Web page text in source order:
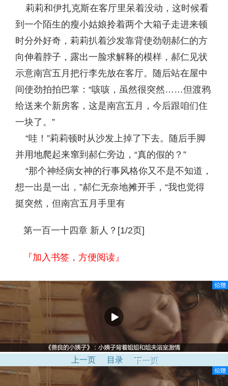
莉莉和伊扎克斯在客厅里呆着没动，这时候看
到一个陌生的瘦小姑娘拎着两个大箱子走进来顿
时分外好奇，莉莉扒着沙发靠背使劲朝郝仁的方
向伸着脖子，露出一脸求解释的模样，郝仁见状
示意南宫五月把行李先放在客厅。随后站在屋中
间使劲拍拍巴掌：“咳咳，虽然很突然……但渡鸦
给送来个新房客，这是南宫五月，今后跟咱们住
一块了。”
“哇！”莉莉顿时从沙发上掉了下去。随后手脚
并用地爬起来窜到郝仁旁边，“真的假的？”
“那个神经病女神的行事风格你又不是不知道，
想一出是一出，”郝仁无奈地摊开手，“我也觉得
挺突然，但南宫五月手里有
第一百一十四章 新人？[1/2页]
『加入书签，方便阅读』
上一页 目录 下一页